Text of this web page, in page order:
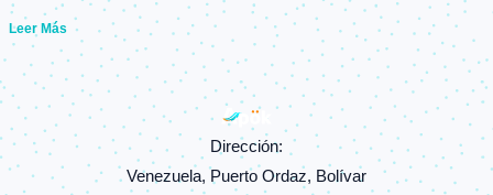
Leer Más
Dirección:
Venezuela, Puerto Ordaz, Bolívar